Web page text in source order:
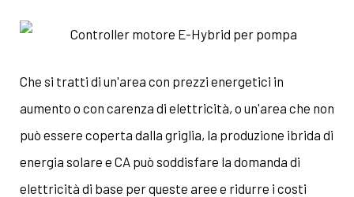
Che si tratti di un'area con prezzi energetici in
aumento o con carenza di elettricità, o un'area che non
può essere coperta dalla griglia, la produzione ibrida di
energia solare e CA può soddisfare la domanda di
elettricità di base per queste aree e ridurre i costi